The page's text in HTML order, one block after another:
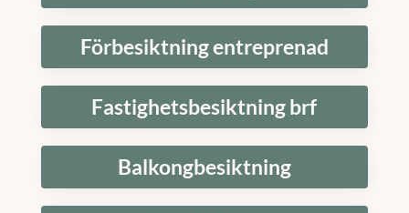
Förbesiktning entreprenad
Fastighetsbesiktning brf
Balkongbesiktning